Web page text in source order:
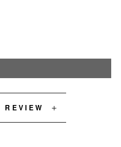
REVIEW